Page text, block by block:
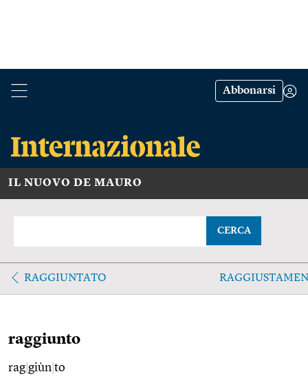
Abbonarsi
IL NUOVO DE MAURO
CERCA
RAGGIUNTATO
raggiunto
rag giùn to